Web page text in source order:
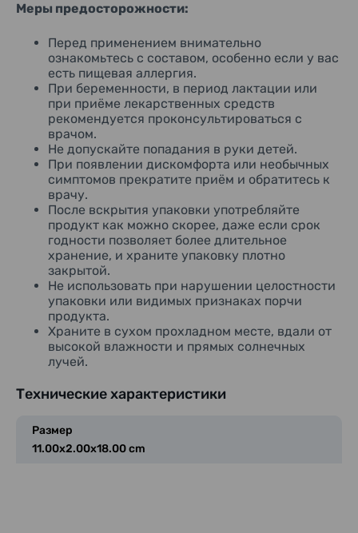
Меры предосторожности:
Перед применением внимательно
ознакомьтесь с составом, особенно если у вас
есть пищевая аллергия.
При беременности, в период лактации или
при приёме лекарственных средств
рекомендуется проконсультироваться с
врачом.
Не допускайте попадания в руки детей.
При появлении дискомфорта или необычных
симптомов прекратите приём и обратитесь к
врачу.
После вскрытия упаковки употребляйте
продукт как можно скорее, даже если срок
годности позволяет более длительное
хранение, и храните упаковку плотно
закрытой.
Не использовать при нарушении целостности
упаковки или видимых признаках порчи
продукта.
Храните в сухом прохладном месте, вдали от
высокой влажности и прямых солнечных
лучей.
Технические характеристики
Размер
11.00x2.00x18.00 cm